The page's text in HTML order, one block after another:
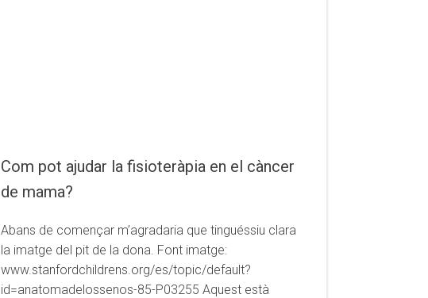
Com pot ajudar la fisioteràpia en el càncer
de mama?
Abans de començar m’agradaria que tinguéssiu clara
la imatge del pit de la dona. Font imatge:
www.stanfordchildrens.org/es/topic/default?
id=anatomadelossenos-85-P03255 Aquest està